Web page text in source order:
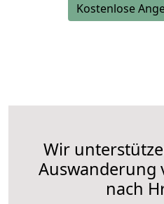
Kostenlose
Wir
Auswanderung
nach